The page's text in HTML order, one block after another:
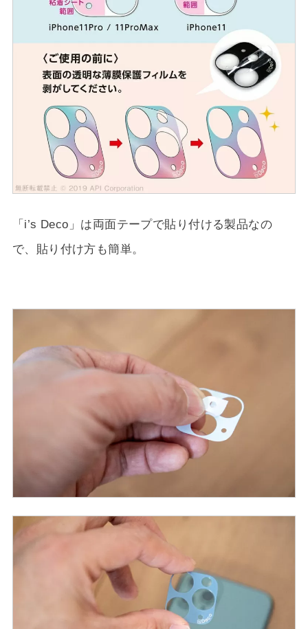
「i’s Deco」は両面テープで貼り付ける製品なの
で、貼り付け方も簡単。